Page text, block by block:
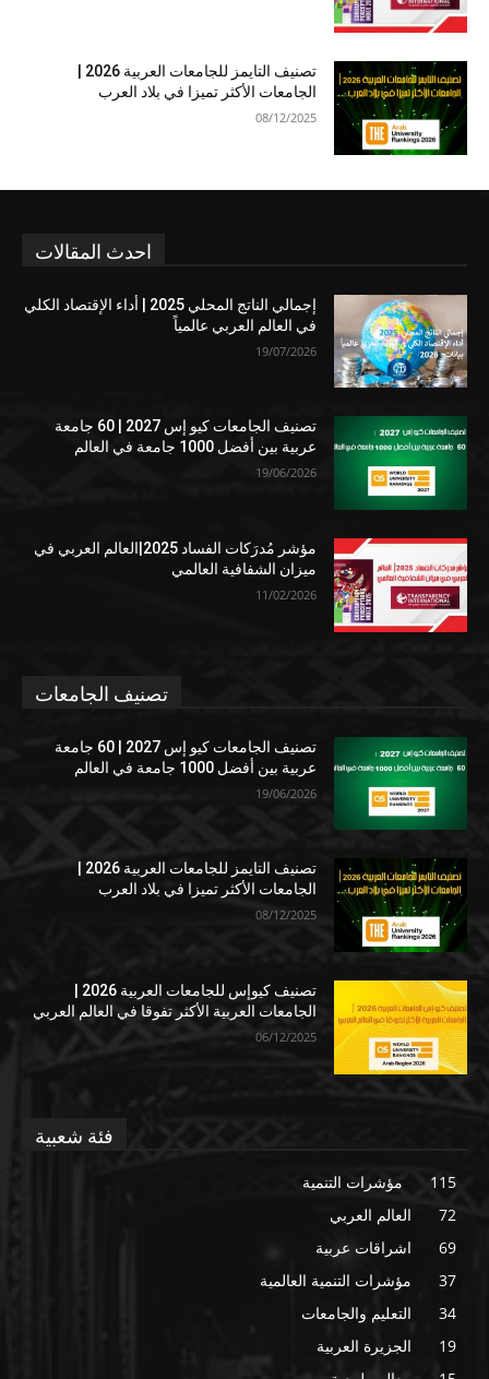
الجامعات الأكثر تميزا في بلاد العرب
08/12/2025
احدث المقالات
إجمالي الناتج المحلي 2025 | أداء الإقتصاد الكلي
في العالم العربي عالمياً
19/07/2026
تصنيف الجامعات كيو إس 2027 | 60 جامعة
عربية بين أفضل 1000 جامعة في العالم
19/06/2026
مؤشر مُدرَكات الفساد 2025|العالم العربي في
ميزان الشفافية العالمي
11/02/2026
تصنيف الجامعات
تصنيف الجامعات كيو إس 2027 | 60 جامعة
عربية بين أفضل 1000 جامعة في العالم
19/06/2026
الجامعات الأكثر تميزا في بلاد العرب
08/12/2025
الجامعات العربية الأكثر تفوقا في العالم العربي
06/12/2025
فئة شعبية
مؤشرات التنمية
115
العالم العربي
72
اشراقات عربية
69
مؤشرات التنمية العالمية
37
التعليم والجامعات
34
الجزيرة العربية
19